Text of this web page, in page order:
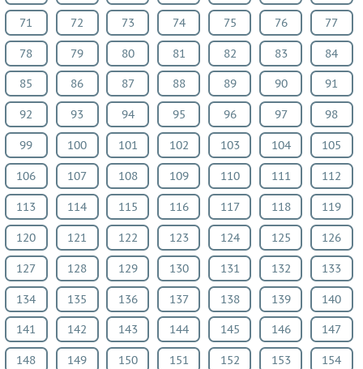
История
Информатика
ОБЖ
География
Литература
Обществознание
Мед.
подготовка
Астрономия
Испанский
язык
Казахский
язык
ВИДЕОРЕШЕНИЯ
71 72 73 74 75 76 77
78 79 80 81 82 83 84
85 86 87 88 89 90 91
92 93 94 95 96 97 98
99 100 101 102 103 104 105
106 107 108 109 110 111 112
113 114 115 116 117 118 119
120 121 122 123 124 125 126
127 128 129 130 131 132 133
134 135 136 137 138 139 140
141 142 143 144 145 146 147
148 149 150 151 152 153 154